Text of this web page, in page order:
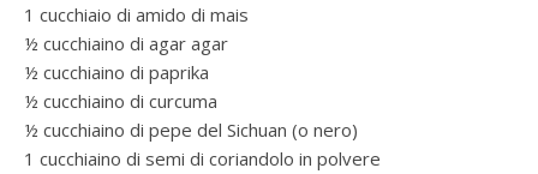
1 cucchiaio di amido di mais
½ cucchiaino di agar agar
½ cucchiaino di paprika
½ cucchiaino di curcuma
½ cucchiaino di pepe del Sichuan (o nero)
1 cucchiaino di semi di coriandolo in polvere